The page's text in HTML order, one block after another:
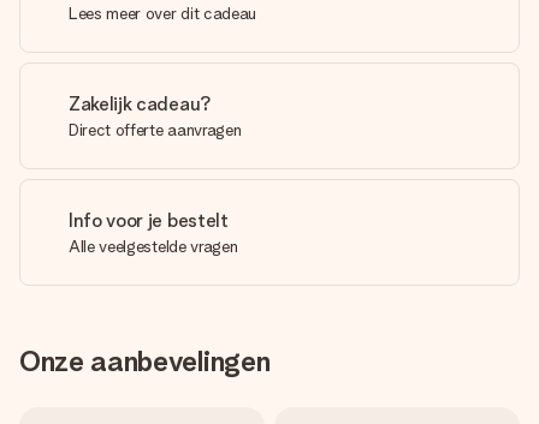
Lees meer over dit cadeau
Zakelijk cadeau?
Direct offerte aanvragen
Info voor je bestelt
Alle veelgestelde vragen
Onze aanbevelingen